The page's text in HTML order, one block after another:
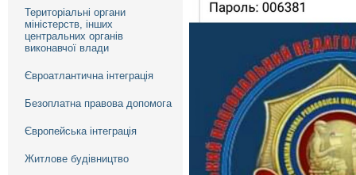
Територіальні органи
міністерств, інших
центральних органів
виконавчої влади
Євроатлантична інтеграція
Безоплатна правова допомога
Європейська інтеграція
Житлове будівництво